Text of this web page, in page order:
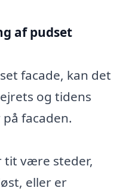
af pudset
facade, kan det
og tidens
facaden.
tit være steder,
eller er